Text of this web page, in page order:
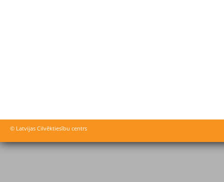
© Latvijas Cilvēktiesību centrs